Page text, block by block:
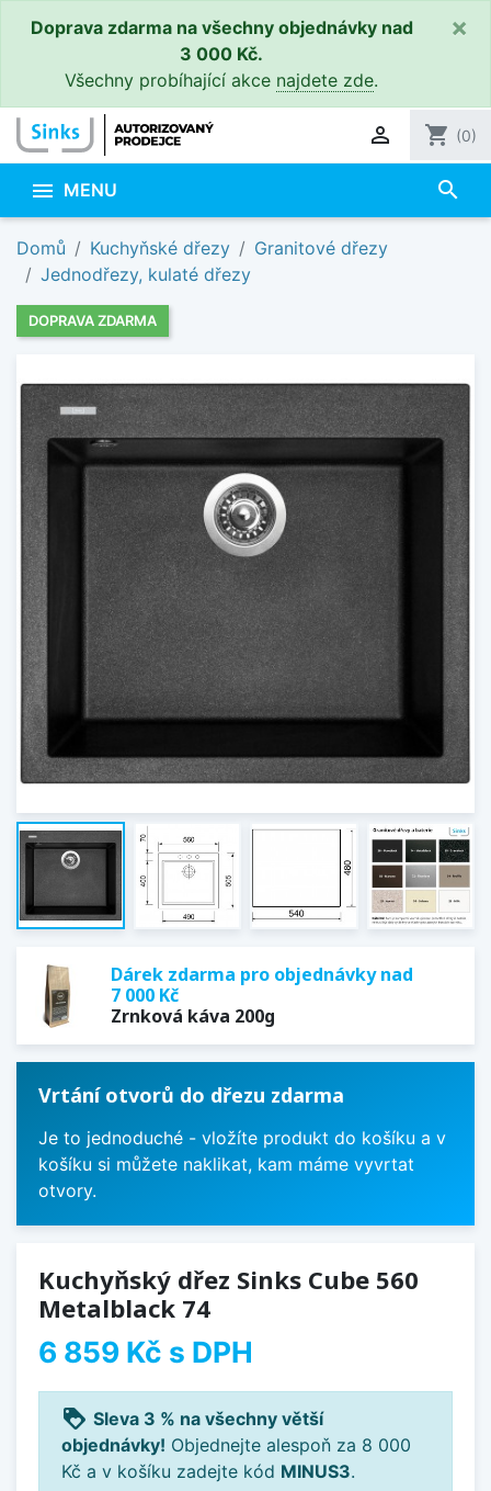
Doprava zdarma na všechny objednávky nad
3 000 Kč.
Všechny probíhající akce najdete zde.
×
 shopping_cart (0)
 MENU search
Domů Kuchyňské dřezy
Granitové dřezy
Jednodřezy, kulaté dřezy
DOPRAVA ZDARMA
Dárek zdarma pro objednávky nad
7 000 Kč
Zrnková káva 200g
Vrtání otvorů do dřezu zdarma
Je to jednoduché - vložíte produkt do košíku a v
košíku si můžete naklikat, kam máme vyvrtat
otvory.
Kuchyňský dřez Sinks Cube 560
Metalblack 74
6 859 Kč s DPH
loyalty Sleva 3 % na všechny větší
objednávky! Objednejte alespoň za 8 000
Kč a v košíku zadejte kód MINUS3.